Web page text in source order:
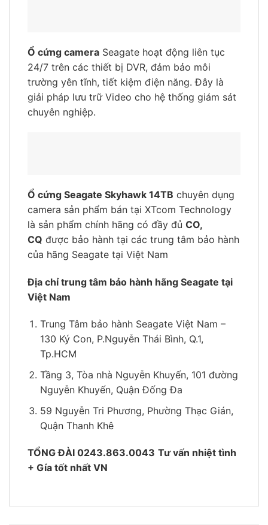
Ổ cứng camera Seagate hoạt động liên tục
24/7 trên các thiết bị DVR, đảm bảo môi
trường yên tĩnh, tiết kiệm điện năng. Đây là
giải pháp lưu trữ Video cho hệ thống giám sát
chuyên nghiệp.
Ổ cứng Seagate Skyhawk 14TB chuyên dụng
camera sản phẩm bán tại XTcom Technology
là sản phẩm chính hãng có đầy đủ CO,
CQ được bảo hành tại các trung tâm bảo hành
của hãng Seagate tại Việt Nam
Địa chỉ trung tâm bảo hành hãng Seagate tại
Việt Nam
Trung Tâm bảo hành Seagate Việt Nam –
130 Ký Con, P.Nguyễn Thái Bình, Q.1,
Tp.HCM
Tầng 3, Tòa nhà Nguyễn Khuyến, 101 đường
Nguyễn Khuyến, Quận Đống Đa
59 Nguyễn Tri Phương, Phường Thạc Gián,
Quận Thanh Khê
TỔNG ĐÀI 0243.863.0043 Tư vấn nhiệt tình
+ Gía tốt nhất VN